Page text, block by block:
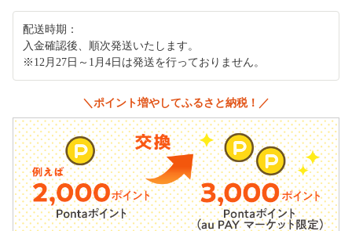
配送時期：
入金確認後、順次発送いたします。
※12月27日～1月4日は発送を行っておりません。
＼ポイント増やしてふるさと納税！／